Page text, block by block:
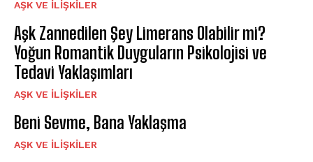
AŞK VE İLIŞKILER
Aşk Zannedilen Şey Limerans Olabilir mi?
Yoğun Romantik Duyguların Psikolojisi ve
Tedavi Yaklaşımları
AŞK VE İLIŞKILER
Beni Sevme, Bana Yaklaşma
AŞK VE İLIŞKILER